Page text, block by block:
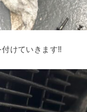
けていきます‼︎